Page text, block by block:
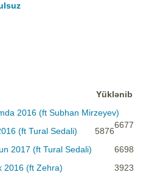
Yüklənib
2016 (ft Subhan Mirzeyev)
6677
(ft Tural Sedali)
5876
2017 (ft Tural Sedali)
6698
2016 (ft Zehra)
3923